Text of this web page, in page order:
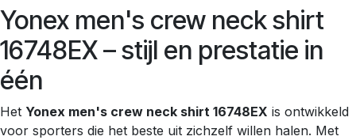
Yonex men's crew neck shirt
16748EX – stijl en prestatie in
één
Het Yonex men's crew neck shirt 16748EX is ontwikkeld
voor sporters die het beste uit zichzelf willen halen. Met